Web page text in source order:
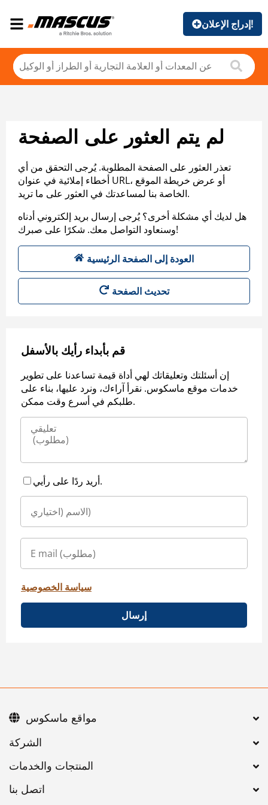
إدراج الإعلان!
لم يتم العثور على الصفحة
تعذر العثور على الصفحة المطلوبة. يُرجى التحقق من أي
أخطاء إملائية في عنوان URL، أو عرض خريطة الموقع
الخاصة بنا لمساعدتك في العثور على ما تريد.
هل لديك أي مشكلة أخرى؟ يُرجى إرسال بريد إلكتروني أدناه
وسنعاود التواصل معك. شكرًا على صبرك!
العودة إلى الصفحة الرئيسية
تحديث الصفحة
قم بأبداء رأيك بالأسفل
إن أسئلتك وتعليقاتك لهي أداة قيمة تساعدنا على تطوير
خدمات موقع ماسكوس. نقرأ آراءك، ونرد عليها، بناء على
طلبكم في أسرع وقت ممكن.
أريد ردًا على رأيي.
سياسة الخصوصية
إرسال
اتصل بنا
مواقع ماسكوس